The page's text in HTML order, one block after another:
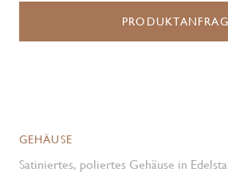
GEHÄUSE
Satiniertes, poliertes Gehäuse in